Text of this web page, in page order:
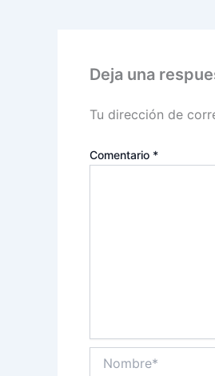
Deja una
Tu dirección de
Comentario *